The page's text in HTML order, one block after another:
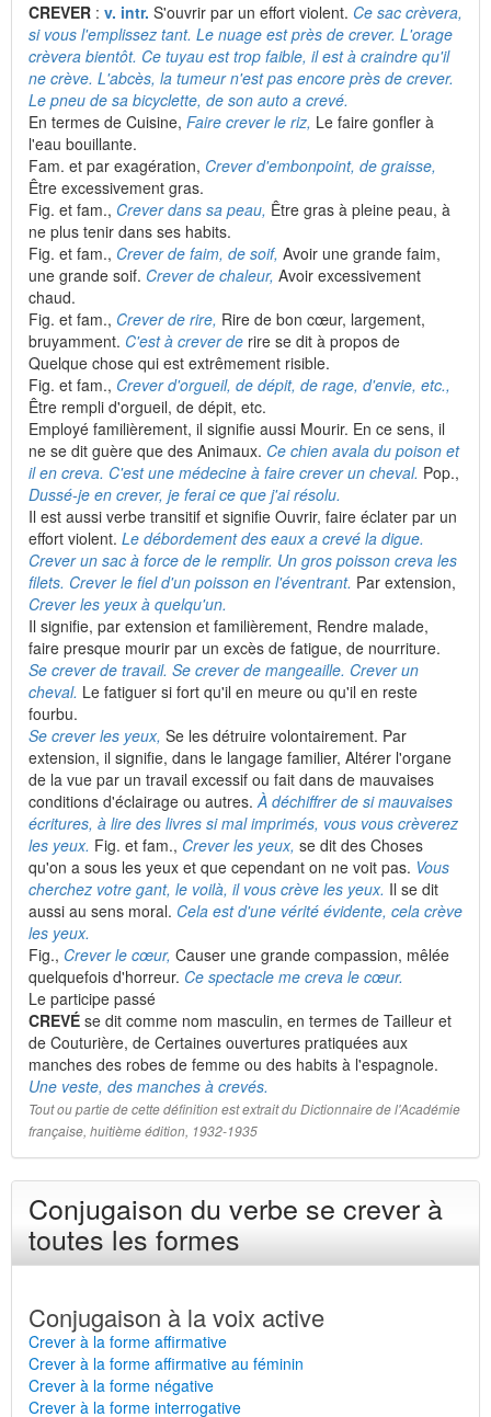
CREVER : v. intr. S'ouvrir par un effort violent. Ce sac crèvera,
si vous l'emplissez tant. Le nuage est près de crever. L'orage
crèvera bientôt. Ce tuyau est trop faible, il est à craindre qu'il
ne crève. L'abcès, la tumeur n'est pas encore près de crever.
Le pneu de sa bicyclette, de son auto a crevé.
En termes de Cuisine, Faire crever le riz, Le faire gonfler à
l'eau bouillante.
Fam. et par exagération, Crever d'embonpoint, de graisse,
Être excessivement gras.
Fig. et fam., Crever dans sa peau, Être gras à pleine peau, à
ne plus tenir dans ses habits.
Fig. et fam., Crever de faim, de soif, Avoir une grande faim,
une grande soif. Crever de chaleur, Avoir excessivement
chaud.
Fig. et fam., Crever de rire, Rire de bon cœur, largement,
bruyamment. C'est à crever de rire se dit à propos de
Quelque chose qui est extrêmement risible.
Fig. et fam., Crever d'orgueil, de dépit, de rage, d'envie, etc.,
Être rempli d'orgueil, de dépit, etc.
Employé familièrement, il signifie aussi Mourir. En ce sens, il
ne se dit guère que des Animaux. Ce chien avala du poison et
il en creva. C'est une médecine à faire crever un cheval. Pop.,
Dussé-je en crever, je ferai ce que j'ai résolu.
Il est aussi verbe transitif et signifie Ouvrir, faire éclater par un
effort violent. Le débordement des eaux a crevé la digue.
Crever un sac à force de le remplir. Un gros poisson creva les
filets. Crever le fiel d'un poisson en l'éventrant. Par extension,
Crever les yeux à quelqu'un.
Il signifie, par extension et familièrement, Rendre malade,
faire presque mourir par un excès de fatigue, de nourriture.
Se crever de travail. Se crever de mangeaille. Crever un
cheval. Le fatiguer si fort qu'il en meure ou qu'il en reste
fourbu.
Se crever les yeux, Se les détruire volontairement. Par
extension, il signifie, dans le langage familier, Altérer l'organe
de la vue par un travail excessif ou fait dans de mauvaises
conditions d'éclairage ou autres.À déchiffrer de si mauvaises
écritures, à lire des livres si mal imprimés, vous vous crèverez
les yeux. Fig. et fam., Crever les yeux, se dit des Choses
qu'on a sous les yeux et que cependant on ne voit pas. Vous
cherchez votre gant, le voilà, il vous crève les yeux. Il se dit
aussi au sens moral. Cela est d'une vérité évidente, cela crève
les yeux.
Fig., Crever le cœur, Causer une grande compassion, mêlée
quelquefois d'horreur. Ce spectacle me creva le cœur.
Le participe passé
CREVÉ se dit comme nom masculin, en termes de Tailleur et
de Couturière, de Certaines ouvertures pratiquées aux
manches des robes de femme ou des habits à l'espagnole.
Une veste, des manches à crevés.
Tout ou partie de cette définition est extrait du Dictionnaire de l'Académie
française, huitième édition, 1932-1935
Conjugaison du verbe se crever à
toutes les formes
Conjugaison à la voix active
Crever à la forme affirmative
Crever à la forme affirmative au féminin
Crever à la forme négative
Crever à la forme interrogative